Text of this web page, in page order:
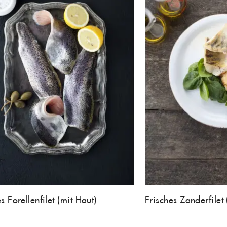
Forellenfilet (mit Haut) Frisches Zanderfilet